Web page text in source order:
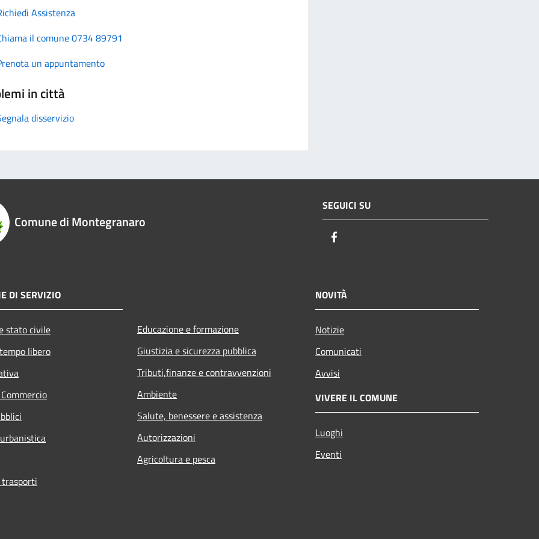
Assistenza
il comune 0734 89791
un appuntamento
in città
disservizio
Comune di Montegranaro
SEGUICI SU
DI SERVIZIO
stato civile
libero
Educazione e formazione
Giustizia e sicurezza pubblica
Tributi,finanze e contravvenzioni
Ambiente
Salute, benessere e assistenza
Autorizzazioni
Agricoltura e pesca
NOVITÀ
Notizie
Comunicati
Avvisi
VIVERE IL COMUNE
Luoghi
Eventi